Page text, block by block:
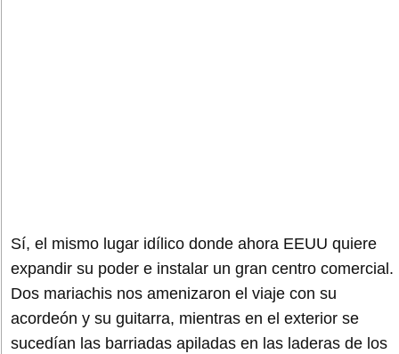
Sí, el mismo lugar idílico donde ahora EEUU quiere
expandir su poder e instalar un gran centro comercial.
Dos mariachis nos amenizaron el viaje con su
acordeón y su guitarra, mientras en el exterior se
sucedían las barriadas apiladas en las laderas de los